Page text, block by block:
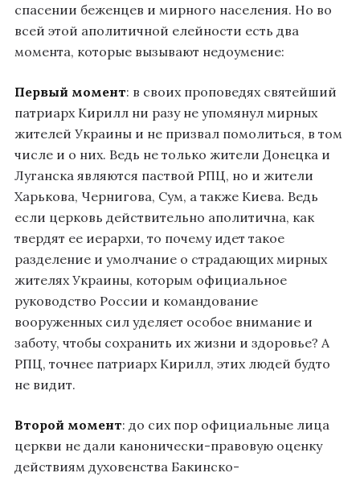
спасении беженцев и мирного населения. Но во
всей этой аполитичной елейности есть два
момента, которые вызывают недоумение:
Первый момент: в своих проповедях святейший
патриарх Кирилл ни разу не упомянул мирных
жителей Украины и не призвал помолиться, в том
числе и о них. Ведь не только жители Донецка и
Луганска являются паствой РПЦ, но и жители
Харькова, Чернигова, Сум, а также Киева. Ведь
если церковь действительно аполитична, как
твердят ее иерархи, то почему идет такое
разделение и умолчание о страдающих мирных
жителях Украины, которым официальное
руководство России и командование
вооруженных сил уделяет особое внимание и
заботу, чтобы сохранить их жизни и здоровье? А
РПЦ, точнее патриарх Кирилл, этих людей будто
не видит.
Второй момент: до сих пор официальные лица
церкви не дали канонически-правовую оценку
действиям духовенства Бакинско-